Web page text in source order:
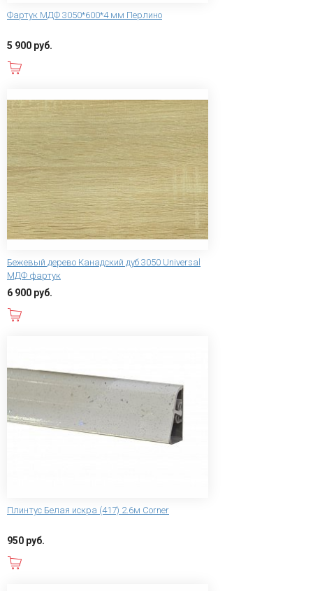
Фартук МДФ 3050*600*4 мм Перлино
5 900 руб.
Бежевый дерево Канадский дуб 3050 Universal
МДФ фартук
6 900 руб.
Плинтус Белая искра (417) 2.6м Corner
950 руб.